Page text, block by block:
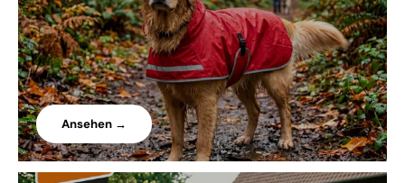
Ansehen →